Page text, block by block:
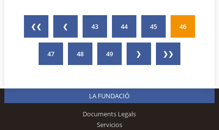
❮❮ ❮ 43 44 45 46
47 48 49 ❯ ❯❯
LA FUNDACIÓ
Documents Legals
Servicios